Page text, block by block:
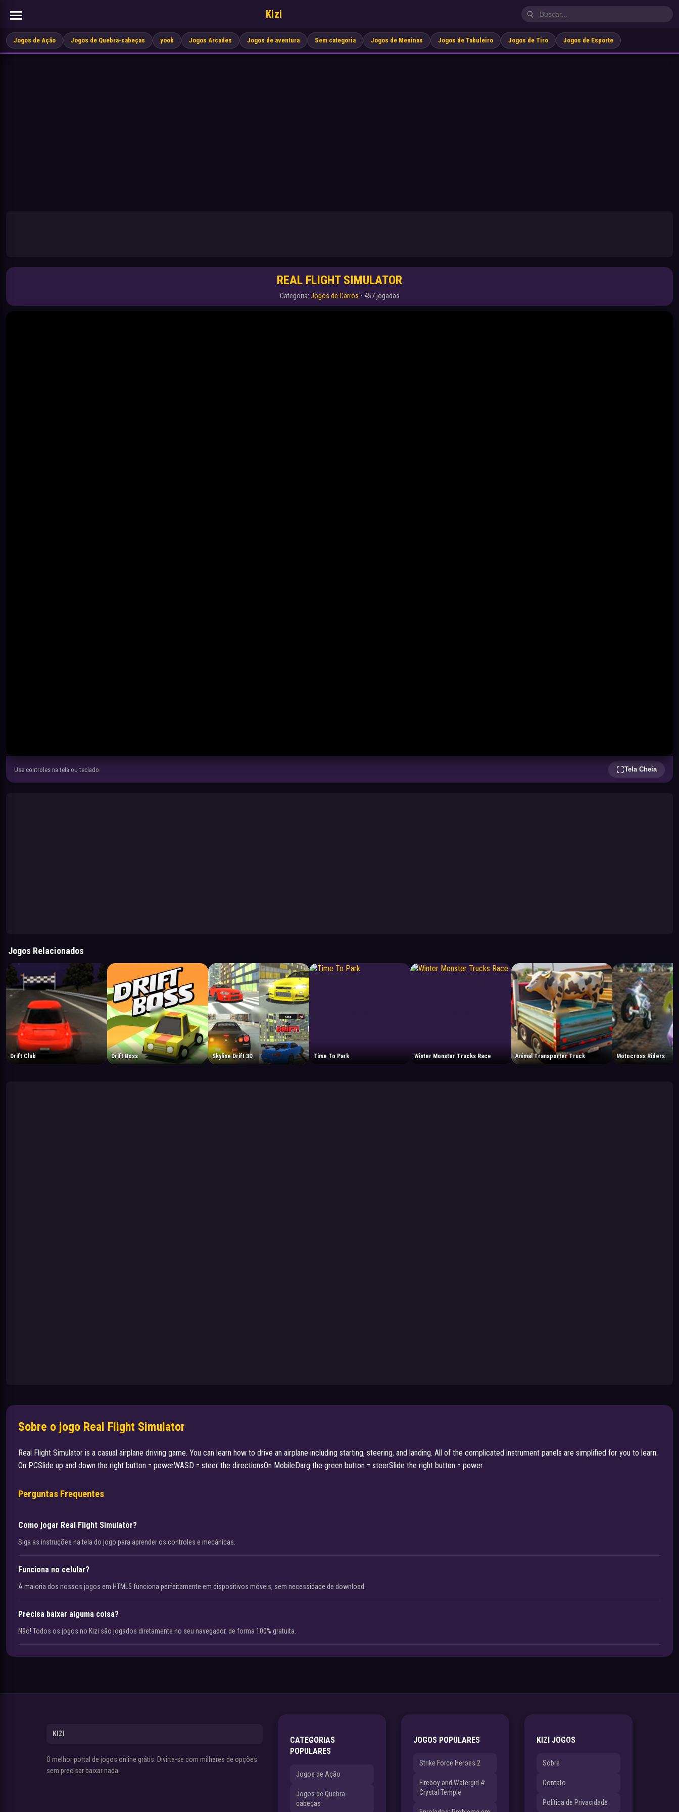
Kizi
Jogos de Ação Jogos de Quebra-cabeças yoob Jogos Arcades Jogos de aventura Sem categoria Jogos de Meninas Jogos de Tabuleiro Jogos de Tiro Jogos de Esporte
REAL FLIGHT SIMULATOR
Categoria: Jogos de Carros • 457 jogadas
Use controles na tela ou teclado. Tela Cheia
Jogos Relacionados
Drift Club Drift Boss Skyline Drift 3D Time To Park Winter Monster Trucks Race Animal Transporter Truck Motocross Riders
Sobre o jogo Real Flight Simulator
Real Flight Simulator is a casual airplane driving game. You can learn how to drive an airplane including starting, steering, and landing. All of the complicated instrument panels are simplified for you to learn.
On PCSlide up and down the right button = powerWASD = steer the directionsOn MobileDarg the green button = steerSlide the right button = power
Perguntas Frequentes
Como jogar Real Flight Simulator?
Siga as instruções na tela do jogo para aprender os controles e mecânicas.
Funciona no celular?
A maioria dos nossos jogos em HTML5 funciona perfeitamente em dispositivos móveis, sem necessidade de download.
Precisa baixar alguma coisa?
Não! Todos os jogos no Kizi são jogados diretamente no seu navegador, de forma 100% gratuita.
KIZI
O melhor portal de jogos online grátis. Divirta-se com milhares de opções
sem precisar baixar nada.
CATEGORIAS
POPULARES
Jogos de Ação
Jogos de Quebra-
cabeças
JOGOS POPULARES
Strike Force Heroes 2
Fireboy and Watergirl 4:
Crystal Temple
KIZI JOGOS
Sobre
Contato
Política de Privacidade